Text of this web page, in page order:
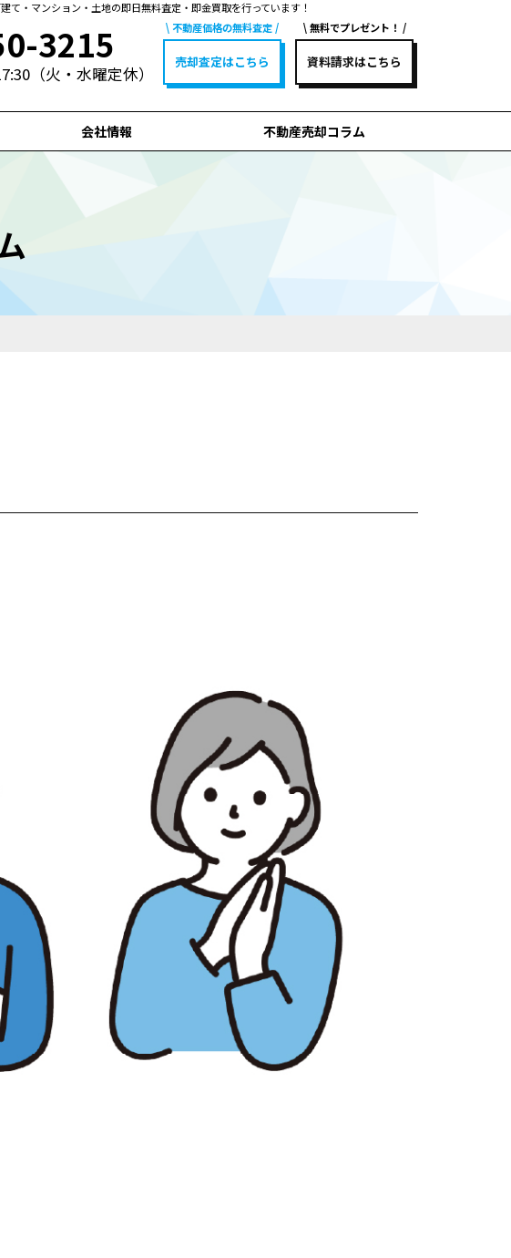
・マンション・土地の即日無料査定・即金買取を行っています！
3215
（火・水曜定休）
不動産価格の無料査定
売却査定はこちら
無料でプレゼント！
資料請求はこちら
会社情報 不動産売却コラム